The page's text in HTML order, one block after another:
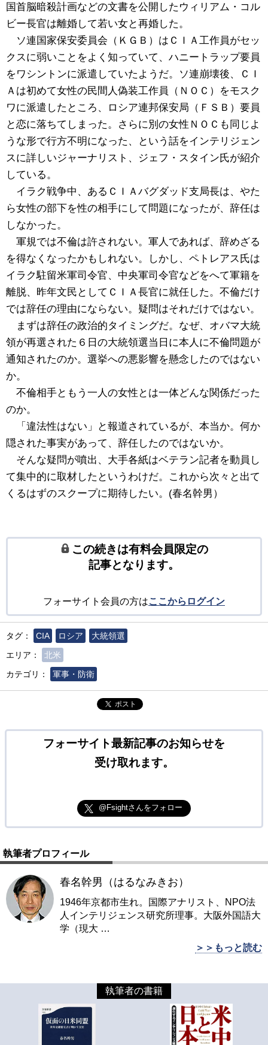
国首脳暗殺計画などの文書を公開したウィリアム・コル
ビー長官は離婚して若い女と再婚した。
ソ連国家保安委員会（ＫＧＢ）はＣＩＡ工作員がセッ
クスに弱いことをよく知っていて、ハニートラップ要員
をワシントンに派遣していたようだ。ソ連崩壊後、ＣＩ
Ａは初めて女性の民間人偽装工作員（ＮＯＣ）をモスク
ワに派遣したところ、ロシア連邦保安局（ＦＳＢ）要員
と恋に落ちてしまった。さらに別の女性ＮＯＣも同じよ
うな形で行方不明になった、という話をインテリジェン
スに詳しいジャーナリスト、ジェフ・スタイン氏が紹介
している。
イラク戦争中、あるＣＩＡバグダッド支局長は、やた
ら女性の部下を性の相手にして問題になったが、辞任は
しなかった。
軍規では不倫は許されない。軍人であれば、辞めざる
を得なくなったかもしれない。しかし、ペトレアス氏は
イラク駐留米軍司令官、中央軍司令官などをへて軍籍を
離脱、昨年文民としてＣＩＡ長官に就任した。不倫だけ
では辞任の理由にならない。疑問はそれだけではない。
まずは辞任の政治的タイミングだ。なぜ、オバマ大統
領が再選された６日の大統領選当日に本人に不倫問題が
通知されたのか。選挙への悪影響を懸念したのではない
か。
不倫相手ともう一人の女性とは一体どんな関係だった
のか。
「違法性はない」と報道されているが、本当か。何か
隠された事実があって、辞任したのではないか。
そんな疑問が噴出、大手各紙はベテラン記者を動員し
て集中的に取材したというわけだ。これから次々と出て
くるはずのスクープに期待したい。(春名幹男）
この続きは有料会員限定の
記事となります。
フォーサイト会員の方はここからログイン
タグ： CIA ロシア
大統領選
エリア：
北米
カテゴリ：
軍事・防衛
ポスト
フォーサイト最新記事のお知らせを
受け取れます。
@Fsightさんをフォロー
執筆者プロフィール
春名幹男（はるなみきお）
1946年京都市生れ。国際アナリスト、NPO法
人インテリジェンス研究所理事。大阪外国語大
学（現大 …
＞＞もっと読む
執筆者の書籍